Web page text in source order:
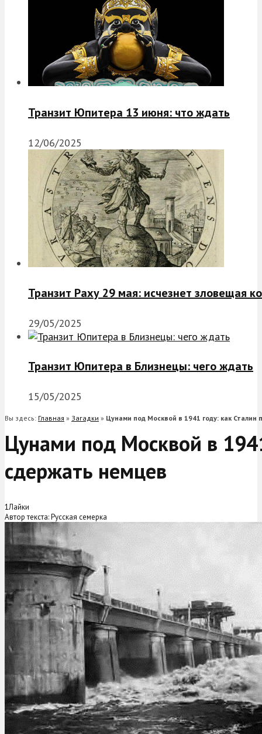
Транзит Юпитера 13 июня: что ждать
12/06/2025
Транзит Раху 29 мая: исчезнет зловещая
29/05/2025
Транзит Юпитера в Близнецы: чего ждать
15/05/2025
Вы здесь: Главная » Загадки » Цунами под Москвой в 1941 году: как
Цунами под Москвой в
сдержать немцев
1Лайки
Автор текста: Русская семерка